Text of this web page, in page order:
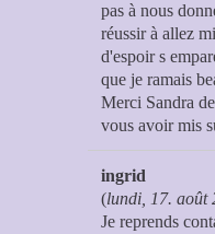
pas à nous
réussir à allez
d'espoir s
que je ramais
Merci Sandra
vous avoir mis
ingrid
(lundi, 17. août
Je reprends